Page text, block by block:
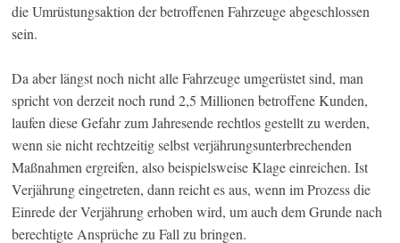
die Umrüstungsaktion der betroffenen Fahrzeuge abgeschlossen
sein.
Da aber längst noch nicht alle Fahrzeuge umgerüstet sind, man
spricht von derzeit noch rund 2,5 Millionen betroffene Kunden,
laufen diese Gefahr zum Jahresende rechtlos gestellt zu werden,
wenn sie nicht rechtzeitig selbst verjährungsunterbrechenden
Maßnahmen ergreifen, also beispielsweise Klage einreichen. Ist
Verjährung eingetreten, dann reicht es aus, wenn im Prozess die
Einrede der Verjährung erhoben wird, um auch dem Grunde nach
berechtigte Ansprüche zu Fall zu bringen.